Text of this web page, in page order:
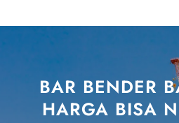
BAR BENDER
HARGA BISA